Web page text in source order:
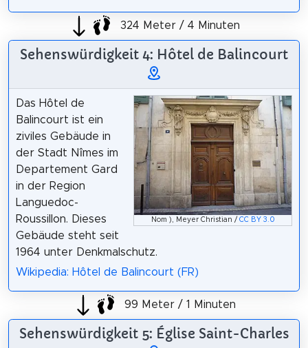
324 Meter / 4 Minuten
Sehenswürdigkeit 4: Hôtel de Balincourt
Nom ), Meyer Christian / CC BY 3.0
Das Hôtel de
Balincourt ist ein
ziviles Gebäude in
der Stadt Nîmes im
Departement Gard
in der Region
Languedoc-
Roussillon. Dieses
Gebäude steht seit
1964 unter Denkmalschutz.
Wikipedia: Hôtel de Balincourt (FR)
99 Meter / 1 Minuten
Sehenswürdigkeit 5: Église Saint-Charles